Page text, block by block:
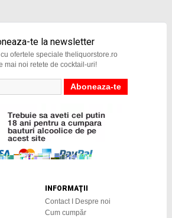
te la newsletter
ofertele speciale theliquorstore.ro
mai noi retete de cocktail-uri!
INFORMAŢII
Contact I Despre noi
Cum cumpăr